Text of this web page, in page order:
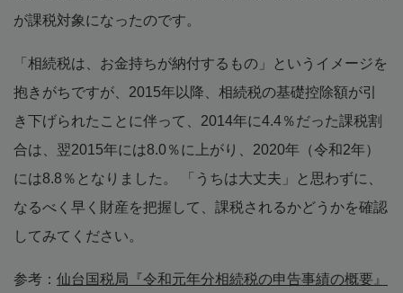
が課税対象になったのです。
「相続税は、お金持ちが納付するもの」というイメージを
抱きがちですが、2015年以降、相続税の基礎控除額が引
き下げられたことに伴って、2014年に4.4％だった課税割
合は、翌2015年には8.0％に上がり、2020年（令和2年）
には8.8％となりました。 「うちは大丈夫」と思わずに、
なるべく早く財産を把握して、課税されるかどうかを確認
してみてください。
参考： 仙台国税局『令和元年分相続税の申告事績の概要』